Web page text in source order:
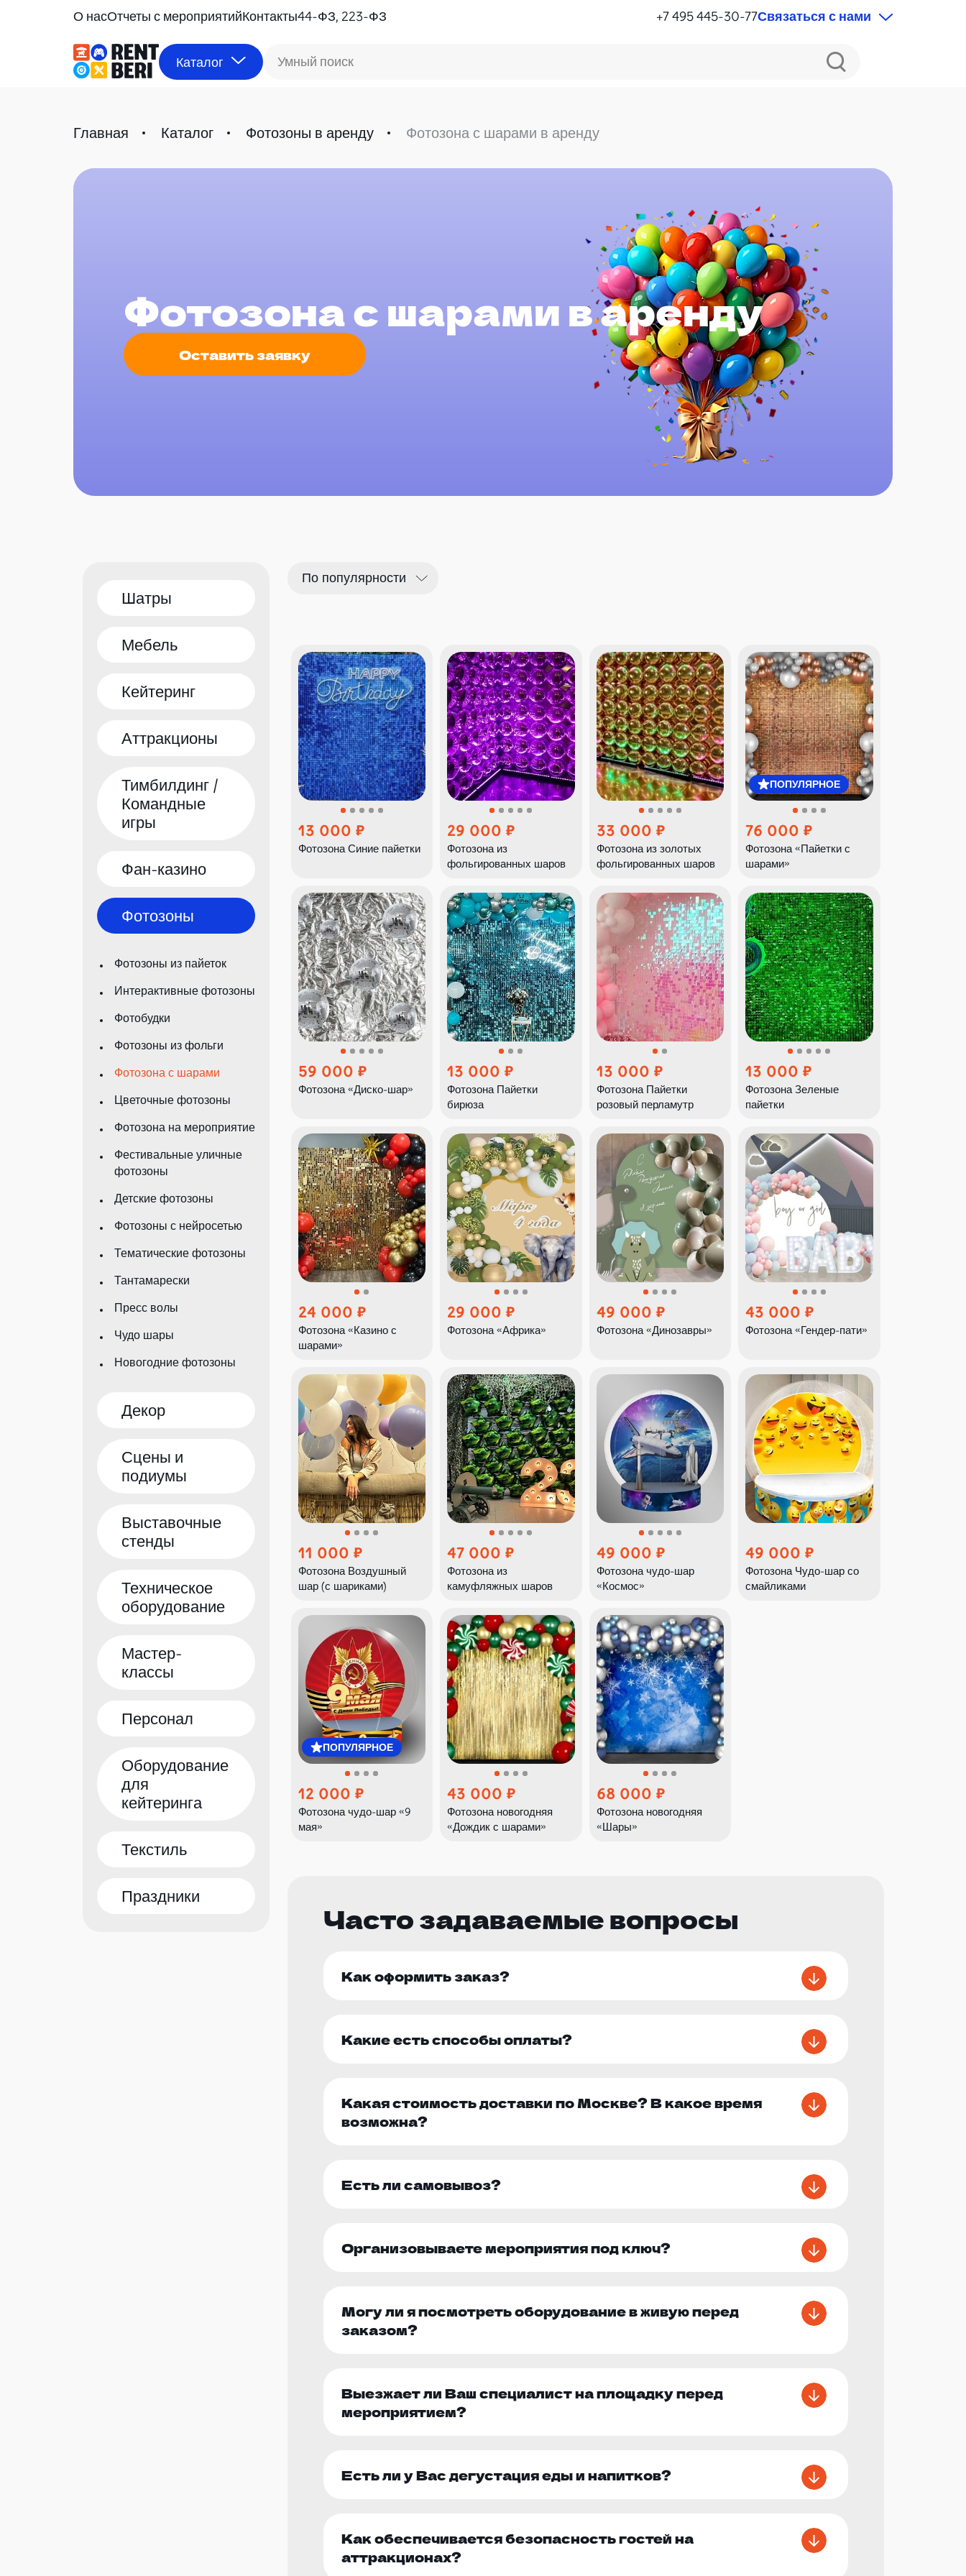
О насОтчеты с мероприятийКонтакты44-ФЗ, 223-ФЗ +7 495 445-30-77Связаться с нами
Каталог Умный поиск
Главная Каталог Фотозоны в аренду Фотозона с шарами в аренду
Фотозона с шарами в аренду
Оставить заявку
Шатры
Мебель
Кейтеринг
Аттракционы
Тимбилдинг /
Командные
игры
Фан-казино
Фотозоны
Фотозоны из пайеток
Интерактивные фотозоны
Фотобудки
Фотозоны из фольги
Фотозона с шарами
Цветочные фотозоны
Фотозона на мероприятие
Фестивальные уличные
фотозоны
Детские фотозоны
Фотозоны с нейросетью
Тематические фотозоны
Тантамарески
Пресс волы
Чудо шары
Новогодние фотозоны
Декор
Сцены и
подиумы
Выставочные
стенды
Техническое
оборудование
Мастер-
классы
Персонал
Оборудование
для
кейтеринга
Текстиль
Праздники
13 000
Фотозона Синие пайетки
29 000
Фотозона из
фольгированных шаров
33 000
Фотозона из золотых
фольгированных шаров
ПОПУЛЯРНОЕ
76 000
Фотозона «Пайетки с
шарами»
59 000
Фотозона «Диско-шар»
13 000
Фотозона Пайетки
бирюза
13 000
Фотозона Пайетки
розовый перламутр
13 000
Фотозона Зеленые
пайетки
24 000
Фотозона «Казино с
шарами»
29 000
Фотозона «Африка»
49 000
Фотозона «Динозавры»
43 000
Фотозона «Гендер-пати»
11 000
Фотозона Воздушный
шар (с шариками)
47 000
Фотозона из
камуфляжных шаров
49 000
Фотозона чудо-шар
«Космос»
49 000
Фотозона Чудо-шар со
смайликами
ПОПУЛЯРНОЕ
12 000
Фотозона чудо-шар «9
мая»
43 000
Фотозона новогодняя
«Дождик с шарами»
68 000
Фотозона новогодняя
«Шары»
Часто задаваемые вопросы
Как оформить заказ?
Какие есть способы оплаты?
Какая стоимость доставки по Москве? В какое время
возможна?
Есть ли самовывоз?
Организовываете мероприятия под ключ?
Могу ли я посмотреть оборудование в живую перед
заказом?
Выезжает ли Ваш специалист на площадку перед
мероприятием?
Есть ли у Вас дегустация еды и напитков?
Как обеспечивается безопасность гостей на
аттракционах?